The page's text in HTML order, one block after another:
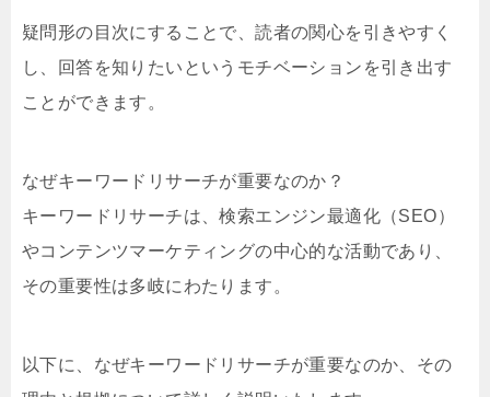
疑問形の目次にすることで、読者の関心を引きやすく
し、回答を知りたいというモチベーションを引き出す
ことができます。
なぜキーワードリサーチが重要なのか？
キーワードリサーチは、検索エンジン最適化（SEO）
やコンテンツマーケティングの中心的な活動であり、
その重要性は多岐にわたります。
以下に、なぜキーワードリサーチが重要なのか、その